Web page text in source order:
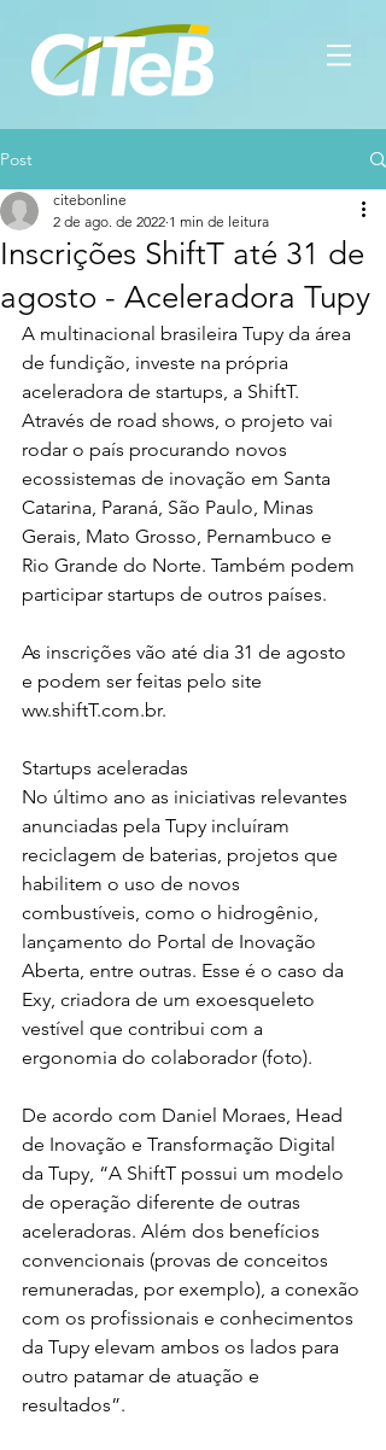
Post
Inscrições ShiftT até 31 de
agosto - Aceleradora Tupy
citebonline
2 de ago. de 2022 1 min de leitura
A multinacional brasileira Tupy da área
de fundição, investe na própria
aceleradora de startups, a ShiftT.
Através de road shows, o projeto vai
rodar o país procurando novos
ecossistemas de inovação em Santa
Catarina, Paraná, São Paulo, Minas
Gerais, Mato Grosso, Pernambuco e
Rio Grande do Norte. Também podem
participar startups de outros países.
As inscrições vão até dia 31 de agosto
e podem ser feitas pelo site
ww.shiftT.com.br.
Startups aceleradas
No último ano as iniciativas relevantes
anunciadas pela Tupy incluíram
reciclagem de baterias, projetos que
habilitem o uso de novos
combustíveis, como o hidrogênio,
lançamento do Portal de Inovação
Aberta, entre outras. Esse é o caso da
Exy, criadora de um exoesqueleto
vestível que contribui com a
ergonomia do colaborador (foto).
De acordo com Daniel Moraes, Head
de Inovação e Transformação Digital
da Tupy, “A ShiftT possui um modelo
de operação diferente de outras
aceleradoras. Além dos benefícios
convencionais (provas de conceitos
remuneradas, por exemplo), a conexão
com os profissionais e conhecimentos
da Tupy elevam ambos os lados para
outro patamar de atuação e
resultados”.